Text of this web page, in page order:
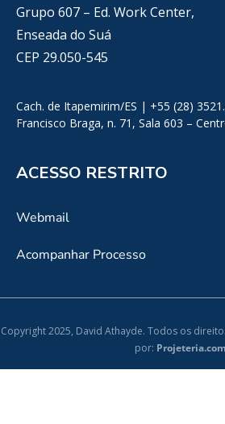
Grupo 607 – Ed. Work Center,
Enseada do Suá
CEP 29.050-545
Cach. de Itapemirim/ES | +55 (28)
Francisco Braga, n. 71, Sala 603 –
ACESSO RESTRITO
Webmail
Acompanhar Processo
Copyright 2025, David Athayde. Todos os
por: Projeteria.com